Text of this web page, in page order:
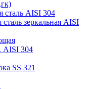
сталь AISI 304
зеркальная AISI
AISI 304
SS 321